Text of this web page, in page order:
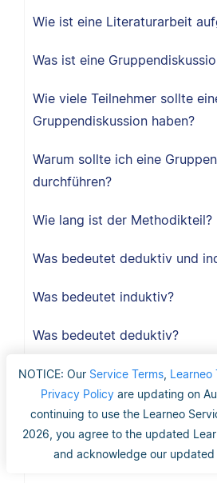
NOTICE: Our Service Terms Learneo
Privacy Policyare updating on
continuing to use the Learneo
2026, you agree to the updated
and acknowledge our updated
Wie ist eine Literaturarbeit
Was ist eine
Wie viele Teilnehmer sollte
Gruppendiskussion haben?
Warum sollte ich eine
durchführen?
Wie lang ist der Methodikteil?
Was bedeutet deduktiv und
Was bedeutet induktiv?
Was bedeutet deduktiv?
Was ist Validität?
Was ist interne Validität?
Was versteht man unter